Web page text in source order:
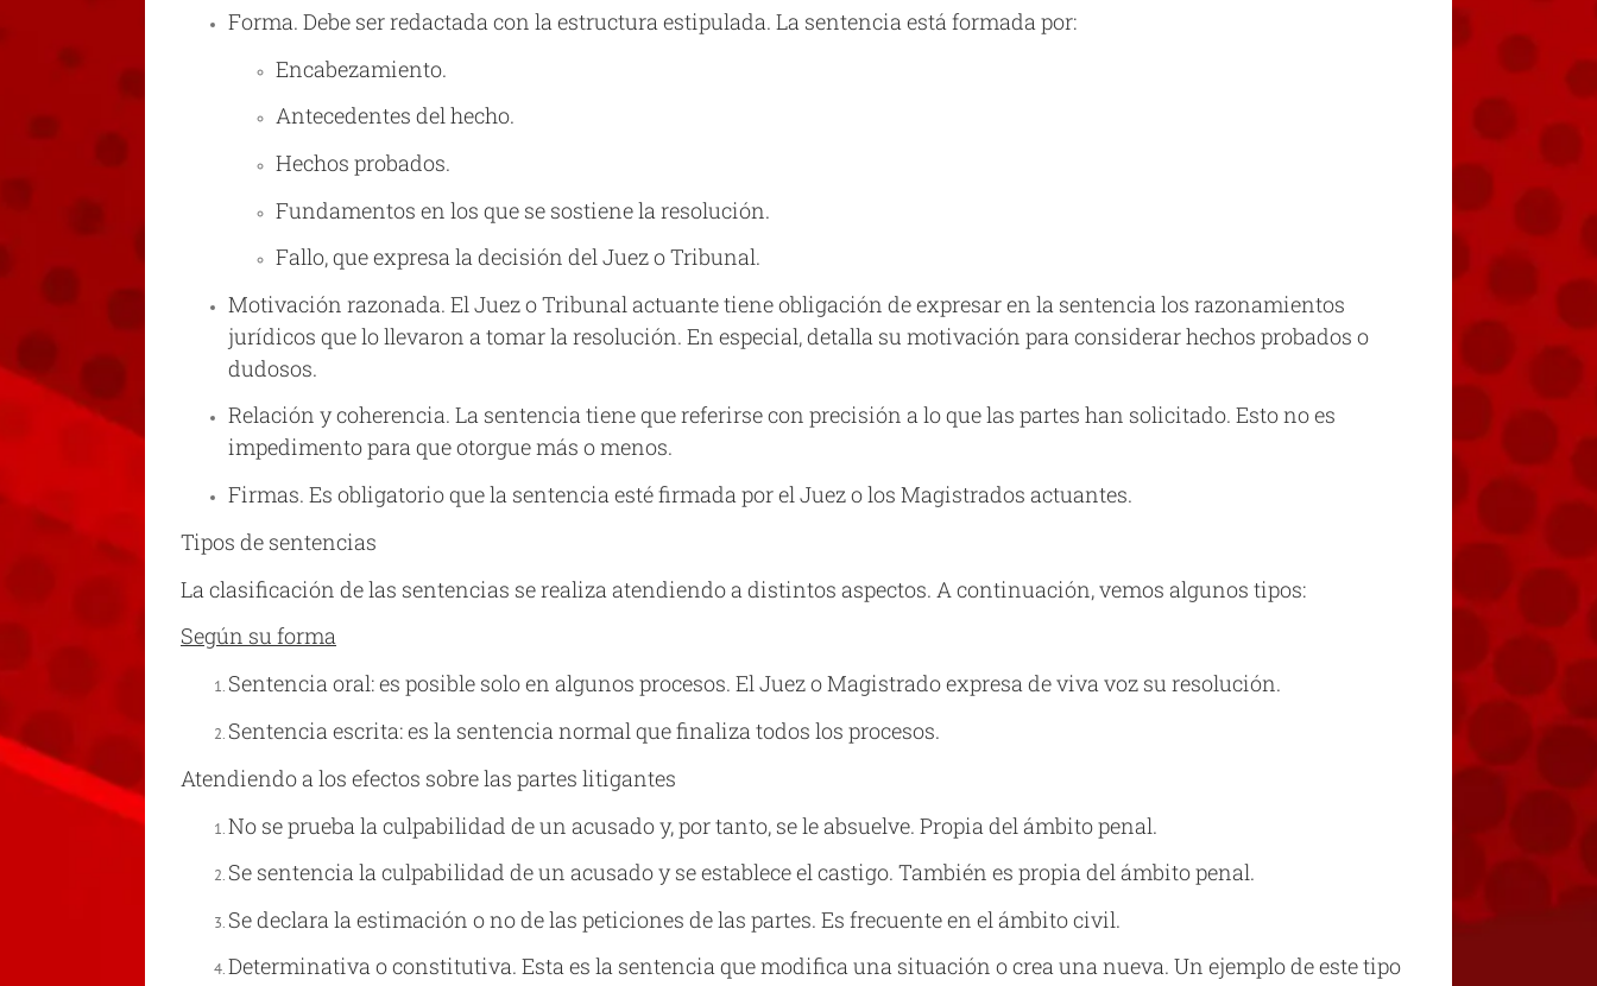
Forma. Debe ser redactada con la estructura estipulada. La sentencia está formada por:
Encabezamiento.
Antecedentes del hecho.
Hechos probados.
Fundamentos en los que se sostiene la resolución.
Fallo, que expresa la decisión del Juez o Tribunal.
Motivación razonada. El Juez o Tribunal actuante tiene obligación de expresar en la sentencia los razonamientos
jurídicos que lo llevaron a tomar la resolución. En especial, detalla su motivación para considerar hechos probados o
dudosos.
Relación y coherencia. La sentencia tiene que referirse con precisión a lo que las partes han solicitado. Esto no es
impedimento para que otorgue más o menos.
Firmas. Es obligatorio que la sentencia esté firmada por el Juez o los Magistrados actuantes.
Tipos de sentencias
La clasificación de las sentencias se realiza atendiendo a distintos aspectos. A continuación, vemos algunos tipos:
Según su forma
Sentencia oral: es posible solo en algunos procesos. El Juez o Magistrado expresa de viva voz su resolución.
Sentencia escrita: es la sentencia normal que finaliza todos los procesos.
Atendiendo a los efectos sobre las partes litigantes
No se prueba la culpabilidad de un acusado y, por tanto, se le absuelve. Propia del ámbito penal.
Se sentencia la culpabilidad de un acusado y se establece el castigo. También es propia del ámbito penal.
Se declara la estimación o no de las peticiones de las partes. Es frecuente en el ámbito civil.
Determinativa o constitutiva. Esta es la sentencia que modifica una situación o crea una nueva. Un ejemplo de este tipo